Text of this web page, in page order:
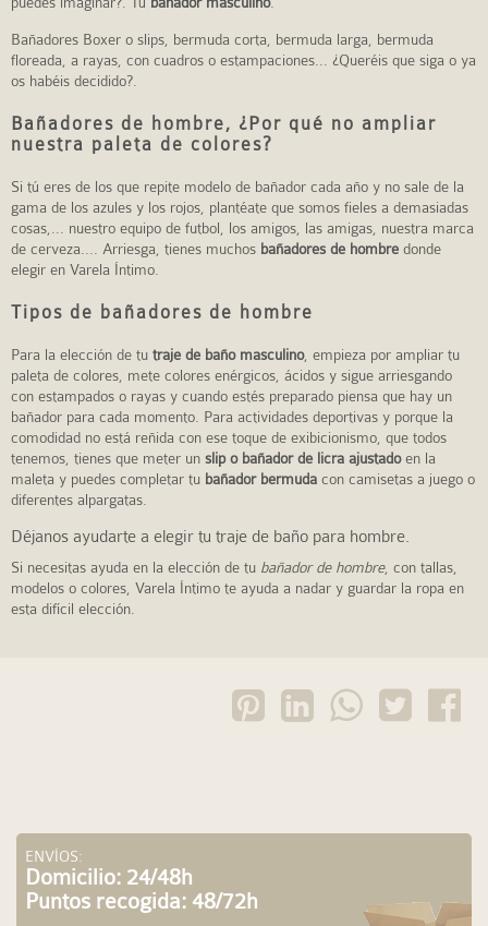
Bañadores Boxer o slips, bermuda corta, bermuda larga, bermuda
floreada, a rayas, con cuadros o estampaciones... ¿Queréis que siga o ya
os habéis decidido?.
Bañadores de hombre, ¿Por qué no ampliar
nuestra paleta de colores?
Si tú eres de los que repite modelo de bañador cada año y no sale de la
gama de los azules y los rojos, plantéate que somos fieles a demasiadas
cosas,... nuestro equipo de futbol, los amigos, las amigas, nuestra marca
de cerveza.... Arriesga, tienes muchos bañadores de hombre donde
elegir en Varela Íntimo.
Tipos de bañadores de hombre
Para la elección de tu traje de baño masculino, empieza por ampliar tu
paleta de colores, mete colores enérgicos, ácidos y sigue arriesgando
con estampados o rayas y cuando estés preparado piensa que hay un
bañador para cada momento. Para actividades deportivas y porque la
comodidad no está reñida con ese toque de exibicionismo, que todos
tenemos, tienes que meter un slip o bañador de licra ajustadoen la
maleta y puedes completar tu bañador bermuda con camisetas a juego o
diferentes alpargatas.
Déjanos ayudarte a elegir tu traje de baño para hombre.
Si necesitas ayuda en la elección de tu bañador de hombre, con tallas,
modelos o colores, Varela Íntimo te ayuda a nadar y guardar la ropa en
esta difícil elección.
ENVÍOS:
Domicilio: 24/48h
Puntos recogida: 48/72h